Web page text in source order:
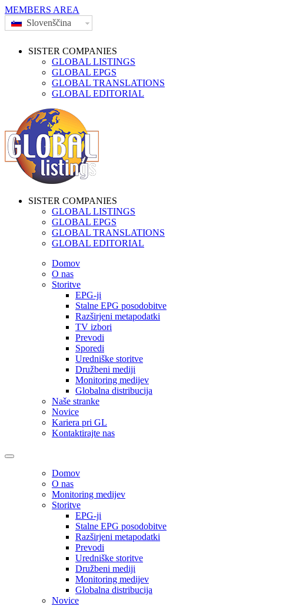
MEMBERS AREA
Slovenščina
SISTER COMPANIES
GLOBAL LISTINGS
GLOBAL EPGS
GLOBAL TRANSLATIONS
GLOBAL EDITORIAL
SISTER COMPANIES
GLOBAL LISTINGS
GLOBAL EPGS
GLOBAL TRANSLATIONS
GLOBAL EDITORIAL
Domov
O nas
Storitve
EPG-ji
Stalne EPG posodobitve
Razširjeni metapodatki
TV izbori
Prevodi
Sporedi
Uredniške storitve
Družbeni mediji
Monitoring medijev
Globalna distribucija
Naše stranke
Novice
Kariera pri GL
Kontaktirajte nas
Domov
O nas
Monitoring medijev
Storitve
EPG-ji
Stalne EPG posodobitve
Razširjeni metapodatki
Prevodi
Uredniške storitve
Družbeni mediji
Monitoring medijev
Globalna distribucija
Novice